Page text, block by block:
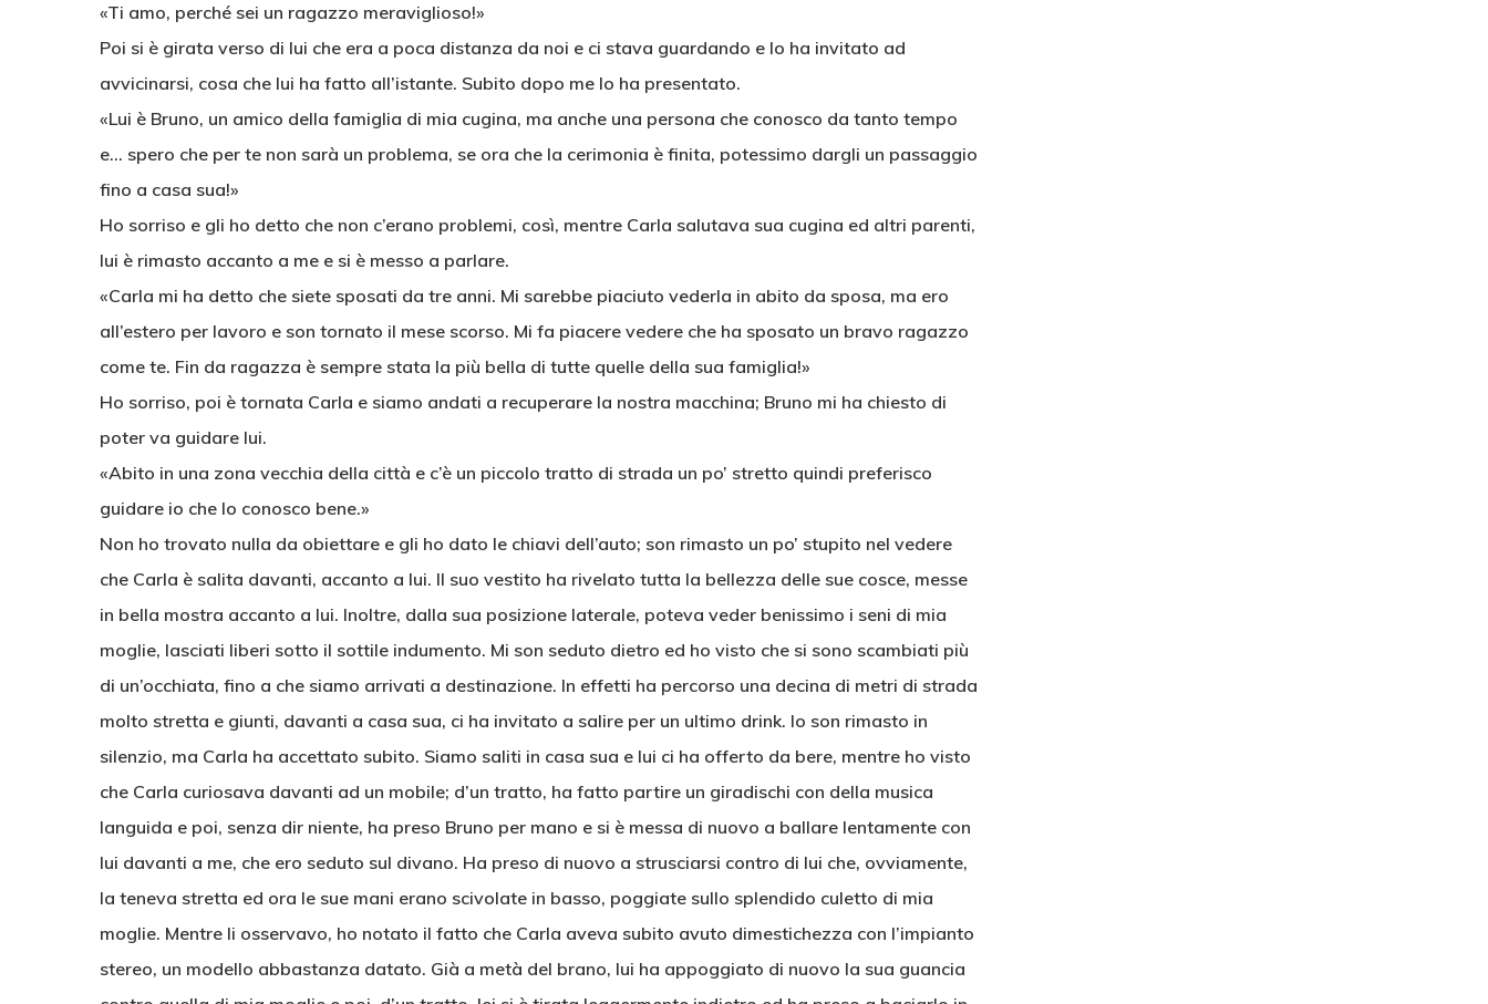
«Ti amo, perché sei un ragazzo meraviglioso!»
Poi si è girata verso di lui che era a poca distanza da noi e ci stava guardando e lo ha invitato ad
avvicinarsi, cosa che lui ha fatto all’istante. Subito dopo me lo ha presentato.
«Lui è Bruno, un amico della famiglia di mia cugina, ma anche una persona che conosco da tanto tempo
e… spero che per te non sarà un problema, se ora che la cerimonia è finita, potessimo dargli un passaggio
fino a casa sua!»
Ho sorriso e gli ho detto che non c’erano problemi, così, mentre Carla salutava sua cugina ed altri parenti,
lui è rimasto accanto a me e si è messo a parlare.
«Carla mi ha detto che siete sposati da tre anni. Mi sarebbe piaciuto vederla in abito da sposa, ma ero
all’estero per lavoro e son tornato il mese scorso. Mi fa piacere vedere che ha sposato un bravo ragazzo
come te. Fin da ragazza è sempre stata la più bella di tutte quelle della sua famiglia!»
Ho sorriso, poi è tornata Carla e siamo andati a recuperare la nostra macchina; Bruno mi ha chiesto di
poter va guidare lui.
«Abito in una zona vecchia della città e c’è un piccolo tratto di strada un po’ stretto quindi preferisco
guidare io che lo conosco bene.»
Non ho trovato nulla da obiettare e gli ho dato le chiavi dell’auto; son rimasto un po’ stupito nel vedere
che Carla è salita davanti, accanto a lui. Il suo vestito ha rivelato tutta la bellezza delle sue cosce, messe
in bella mostra accanto a lui. Inoltre, dalla sua posizione laterale, poteva veder benissimo i seni di mia
moglie, lasciati liberi sotto il sottile indumento. Mi son seduto dietro ed ho visto che si sono scambiati più
di un’occhiata, fino a che siamo arrivati a destinazione. In effetti ha percorso una decina di metri di strada
molto stretta e giunti, davanti a casa sua, ci ha invitato a salire per un ultimo drink. Io son rimasto in
silenzio, ma Carla ha accettato subito. Siamo saliti in casa sua e lui ci ha offerto da bere, mentre ho visto
che Carla curiosava davanti ad un mobile; d’un tratto, ha fatto partire un giradischi con della musica
languida e poi, senza dir niente, ha preso Bruno per mano e si è messa di nuovo a ballare lentamente con
lui davanti a me, che ero seduto sul divano. Ha preso di nuovo a strusciarsi contro di lui che, ovviamente,
la teneva stretta ed ora le sue mani erano scivolate in basso, poggiate sullo splendido culetto di mia
moglie. Mentre li osservavo, ho notato il fatto che Carla aveva subito avuto dimestichezza con l’impianto
stereo, un modello abbastanza datato. Già a metà del brano, lui ha appoggiato di nuovo la sua guancia